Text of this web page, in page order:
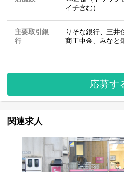
イチ含む）
主要取引銀
行
りそな銀行、三井
商工中金、みなと
応募す
関連求人